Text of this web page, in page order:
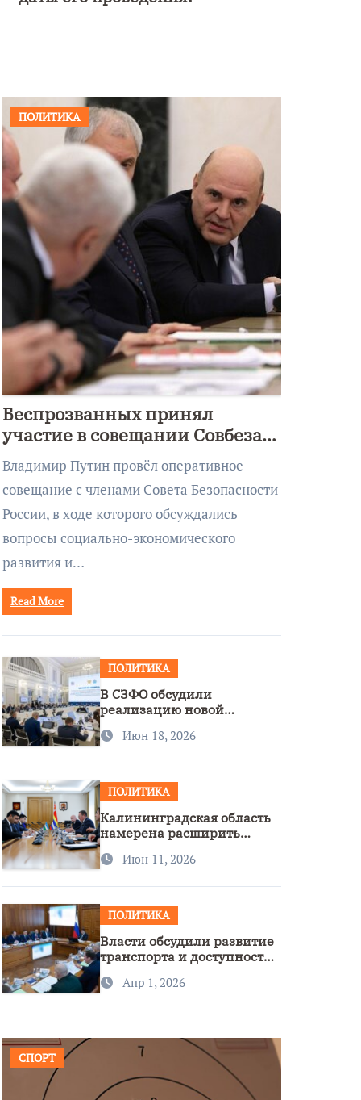
ПОЛИТИКА
Беспрозванных принял
участие в совещании Совбеза
под руководством Путина
Владимир Путин провёл оперативное
совещание с членами Совета Безопасности
России, в ходе которого обсуждались
вопросы социально-экономического
развития и…
Read More
ПОЛИТИКА
В СЗФО обсудили
реализацию новой
Июн 18, 2026
ПОЛИТИКА
Калининградская область
намерена расширить
Узбекистаном
Июн 11, 2026
ПОЛИТИКА
Власти обсудили развитие
транспорта и доступность
Апр 1, 2026
СПОРТ